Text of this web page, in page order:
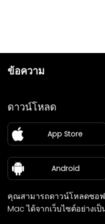
ข้อความ
แฟรนไชส์
ศูนย์ข่าว
เกี่ยวกับเรา
ดาวน์โหลด
App Store
Android
คุณสามารถดาวน์โหลดซอฟ
Mac ได้จากเว็บไซต์อย่างเ